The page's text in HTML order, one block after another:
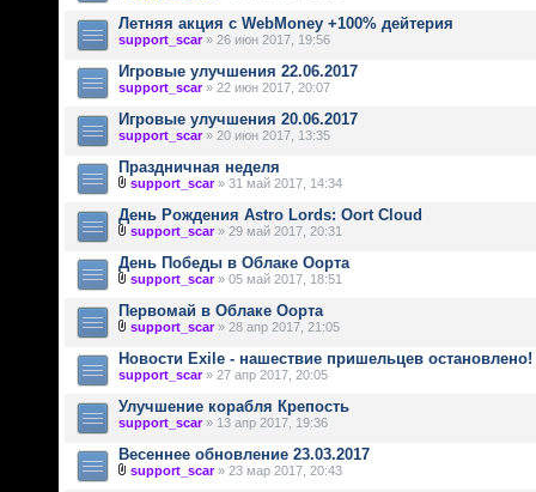
Летняя акция с WebMoney +100% дейтерия
support_scar» 26 июн 2017, 19:56
Игровые улучшения 22.06.2017
support_scar» 22 июн 2017, 20:07
Игровые улучшения 20.06.2017
support_scar» 20 июн 2017, 13:35
Праздничная неделя
support_scar» 31 май 2017, 14:34
День Рождения Astro Lords: Oort Cloud
support_scar» 29 май 2017, 20:31
День Победы в Облаке Оорта
support_scar» 05 май 2017, 18:51
Первомай в Облаке Оорта
support_scar» 28 апр 2017, 21:05
Новости Exile - нашествие пришельцев остановлено!
support_scar» 27 апр 2017, 20:05
Улучшение корабля Крепость
support_scar» 13 апр 2017, 19:36
Весеннее обновление 23.03.2017
support_scar» 23 мар 2017, 20:43